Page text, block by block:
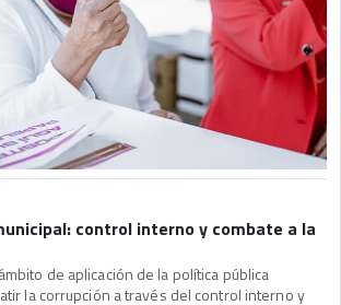
control interno y combate a la
de aplicación de la política pública
la corrupción a través del control interno y